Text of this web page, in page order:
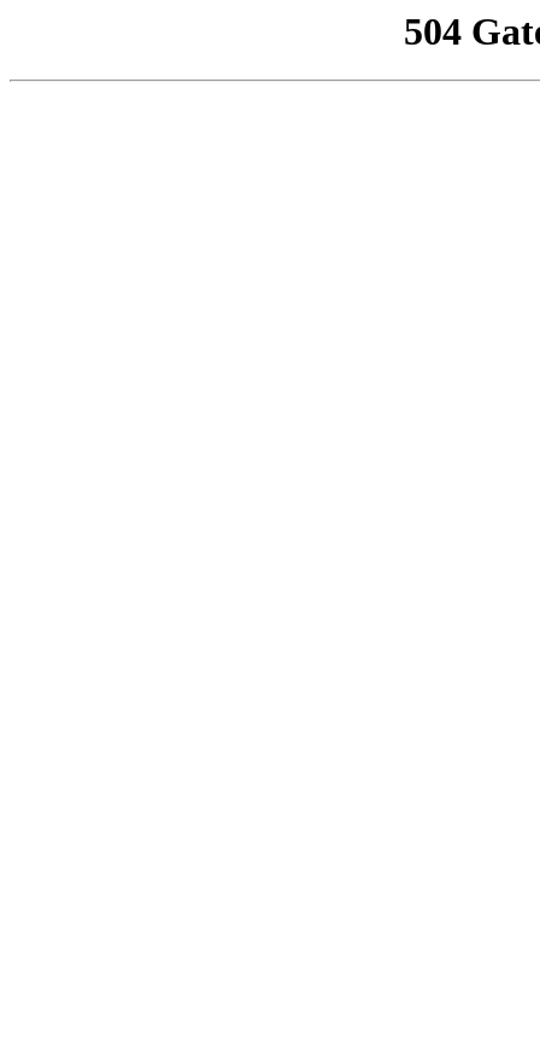
504